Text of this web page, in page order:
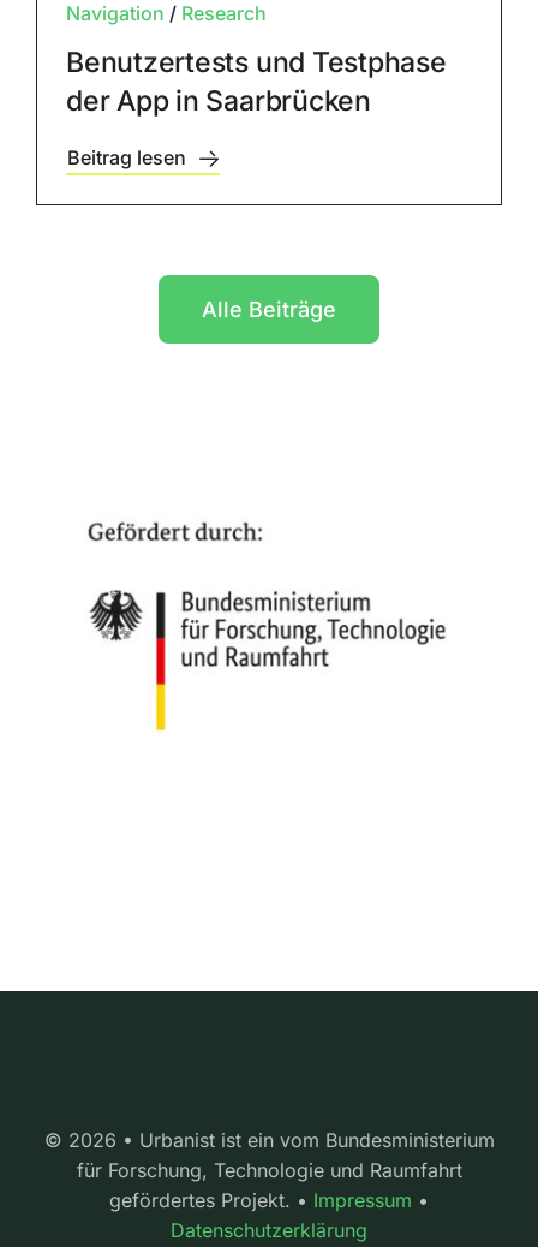
Navigation / Research
Benutzertests und Testphase
der App in Saarbrücken
Beitrag lesen
Alle Beiträge
© 2026 • Urbanist ist ein vom Bundesministerium
für Forschung, Technologie und Raumfahrt
gefördertes Projekt. • Impressum •
Datenschutzerklärung